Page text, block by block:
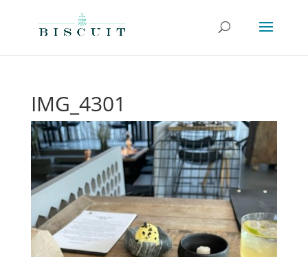
IMG_4301